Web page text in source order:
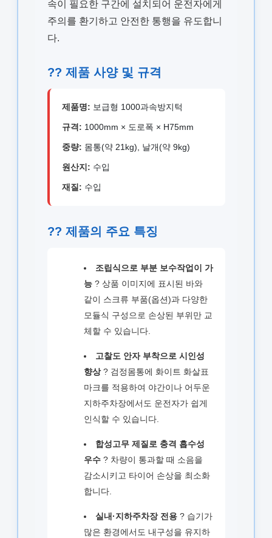
속이 필요한 구간에 설치되어 운전자에게
주의를 환기하고 안전한 통행을 유도합니
다.
?? 제품 사양 및 규격
제품명: 보급형 1000과속방지턱
규격: 1000mm × 도로폭 × H75mm
중량: 몸통(약 21kg), 날개(약 9kg)
원산지: 수입
재질: 수입
?? 제품의 주요 특징
조립식으로 부분 보수작업이 가
능? 상품 이미지에 표시된 바와
같이 스크류 부품(옵션)과 다양한
모듈식 구성으로 손상된 부위만 교
체할 수 있습니다.
고찰도 안자 부착으로 시인성
향상? 검정몸통에 화이트 화살표
마크를 적용하여 야간이나 어두운
지하주차장에서도 운전자가 쉽게
인식할 수 있습니다.
합성고무 제질로 충격 흡수성
우수? 차량이 통과할 때 소음을
감소시키고 타이어 손상을 최소화
합니다.
실내·지하주차장 전용? 습기가
많은 환경에서도 내구성을 유지하